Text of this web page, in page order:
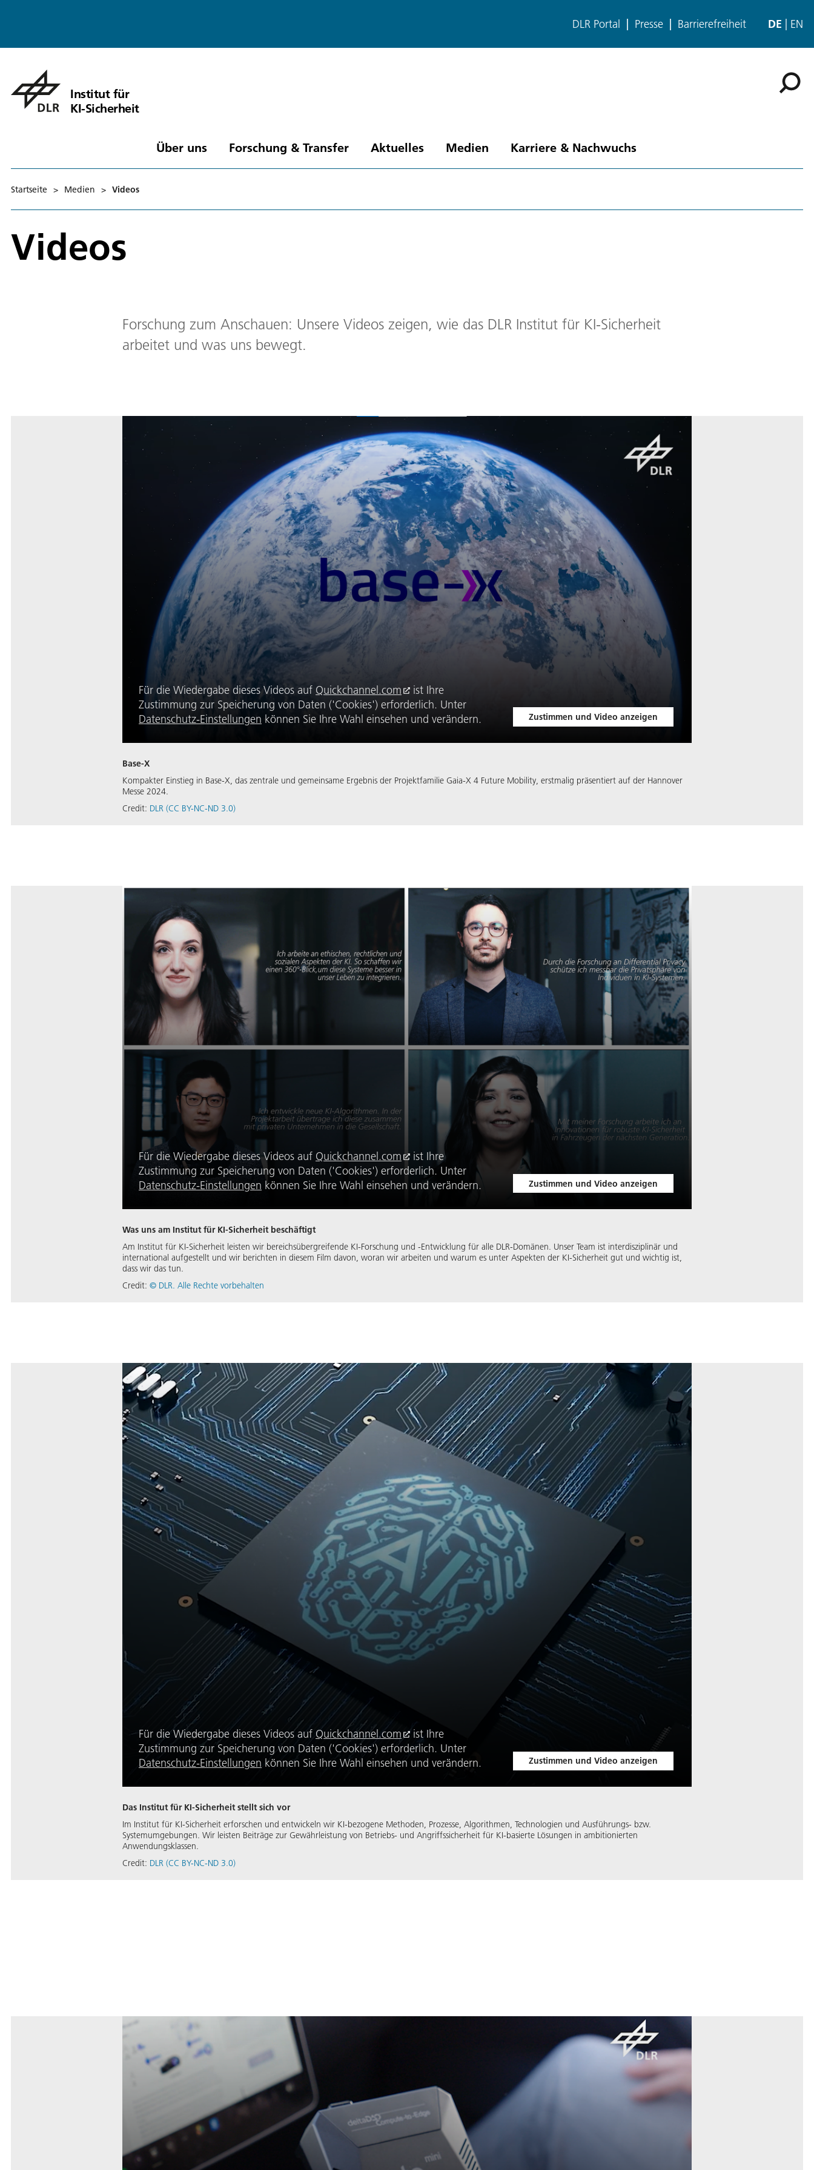
DLR Portal Presse Barrierefreiheit DE EN
Institut für
KI-Sicherheit
Über uns Forschung & Transfer Aktuelles Medien Karriere & Nachwuchs
Startseite > Medien > Videos
Videos
Forschung zum Anschauen: Unsere Videos zeigen, wie das DLR Institut für KI-Sicherheit
arbeitet und was uns bewegt.
Für die Wiedergabe dieses Videos auf Quickchannel.com
ist Ihre
Zustimmung zur Speicherung von Daten ('Cookies') erforderlich. Unter
Datenschutz-Einstellungen können Sie Ihre Wahl einsehen und verändern. Zustimmen und Video anzeigen
Base-X
Kompakter Einstieg in Base-X, das zentrale und gemeinsame Ergebnis der Projektfamilie Gaia-X 4 Future Mobility, erstmalig präsentiert auf der Hannover
Messe 2024.
Credit: DLR (CC BY-NC-ND 3.0)
Für die Wiedergabe dieses Videos auf Quickchannel.com
ist Ihre
Zustimmung zur Speicherung von Daten ('Cookies') erforderlich. Unter
Datenschutz-Einstellungen können Sie Ihre Wahl einsehen und verändern. Zustimmen und Video anzeigen
Was uns am Institut für KI-Sicherheit beschäftigt
Am Institut für KI-Sicherheit leisten wir bereichsübergreifende KI-Forschung und -Entwicklung für alle DLR-Domänen. Unser Team ist interdisziplinär und
international aufgestellt und wir berichten in diesem Film davon, woran wir arbeiten und warum es unter Aspekten der KI-Sicherheit gut und wichtig ist,
dass wir das tun.
Credit: © DLR. Alle Rechte vorbehalten
Für die Wiedergabe dieses Videos auf Quickchannel.com
ist Ihre
Zustimmung zur Speicherung von Daten ('Cookies') erforderlich. Unter
Datenschutz-Einstellungen können Sie Ihre Wahl einsehen und verändern. Zustimmen und Video anzeigen
Das Institut für KI-Sicherheit stellt sich vor
Im Institut für KI-Sicherheit erforschen und entwickeln wir KI-bezogene Methoden, Prozesse, Algorithmen, Technologien und Ausführungs- bzw.
Systemumgebungen. Wir leisten Beiträge zur Gewährleistung von Betriebs- und Angriffssicherheit für KI-basierte Lösungen in ambitionierten
Anwendungsklassen.
Credit: DLR (CC BY-NC-ND 3.0)